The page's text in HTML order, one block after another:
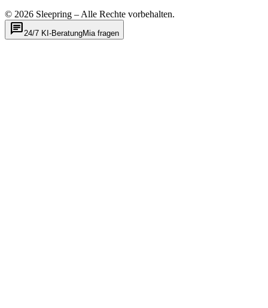
© 2026 Sleepring – Alle Rechte vorbehalten.
chat24/7 KI-BeratungMia fragen